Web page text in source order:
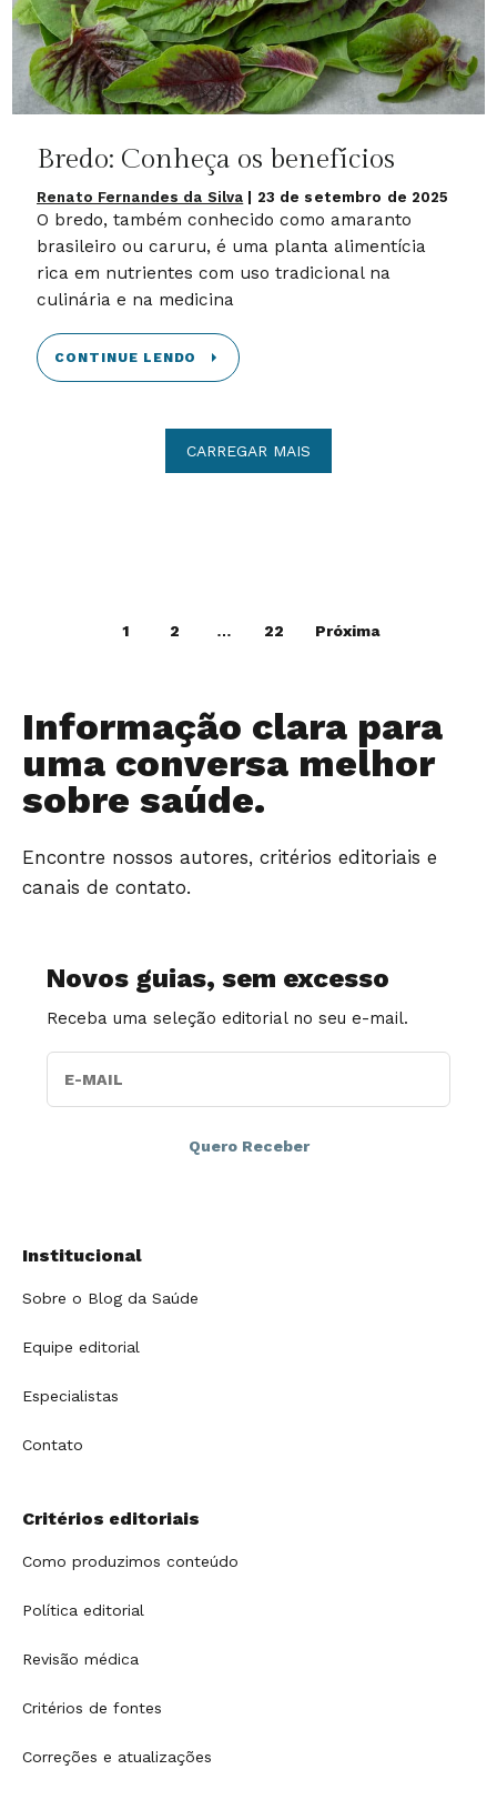
Bredo: Conheça os benefícios
Renato Fernandes da Silva 23 de setembro de 2025
O bredo, também conhecido como amaranto
brasileiro ou caruru, é uma planta alimentícia
rica em nutrientes com uso tradicional na
culinária e na medicina
CONTINUE LENDO
CARREGAR MAIS
1 2 … 22 Próxima
Informação clara para
uma conversa melhor
sobre saúde.
Encontre nossos autores, critérios editoriais e
canais de contato.
Novos guias, sem excesso
Receba uma seleção editorial no seu e-mail.
Institucional
Sobre o Blog da Saúde
Equipe editorial
Especialistas
Contato
Critérios editoriais
Como produzimos conteúdo
Política editorial
Revisão médica
Critérios de fontes
Correções e atualizações